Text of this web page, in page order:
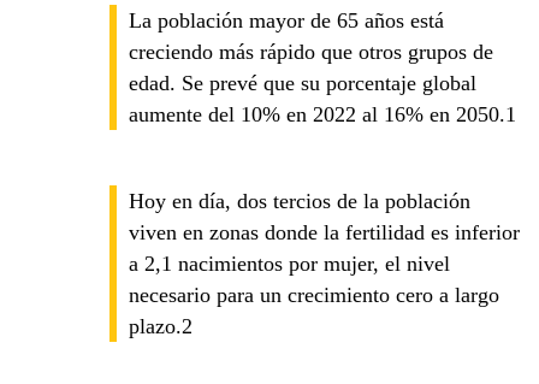
La población mayor de 65 años está
creciendo más rápido que otros grupos de
edad. Se prevé que su porcentaje global
aumente del 10% en 2022 al 16% en 2050.1
Hoy en día, dos tercios de la población
viven en zonas donde la fertilidad es inferior
a 2,1 nacimientos por mujer, el nivel
necesario para un crecimiento cero a largo
plazo.2